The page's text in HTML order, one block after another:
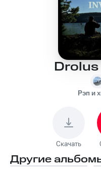
Рэп и
Скачать
Другие